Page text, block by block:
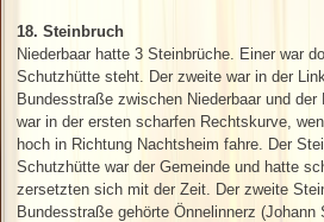
18. Steinbruch
Niederbaar hatte 3 Steinbrüche. Einer war
Schutzhütte steht. Der zweite war in der
Bundesstraße zwischen Niederbaar und
war in der ersten scharfen Rechtskurve,
hoch in Richtung Nachtsheim fahre. Der
Schutzhütte war der Gemeinde und hatte
zersetzten sich mit der Zeit. Der zweite
Bundesstraße gehörte Önnelinnerz